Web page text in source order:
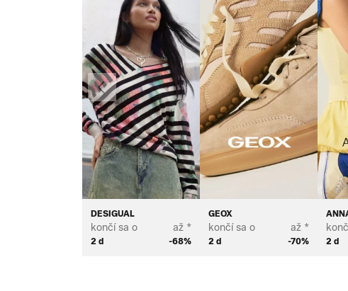
DESIGUAL
končí sa o
2 d
až *
-68%
GEOX
končí sa o
2 d
až *
-70% 2 d
Predchádzajúce